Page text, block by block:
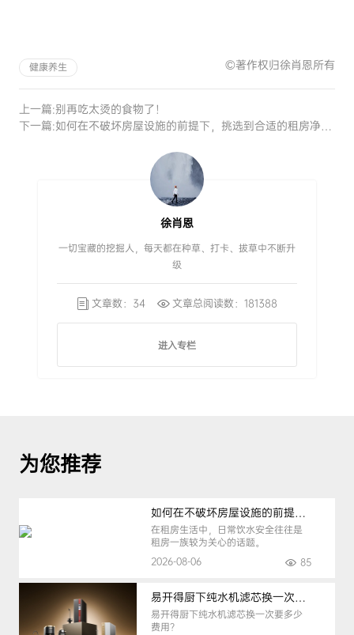
健康养生 ©著作权归徐肖恩所有
上一篇:别再吃太烫的食物了！
下一篇:如何在不破坏房屋设施的前提下，挑选到合适的租房净水器
徐肖恩
一切宝藏的挖掘人，每天都在种草、打卡、拔草中不断升
级
文章数：34 文章总阅读数：181388
进入专栏
为您推荐
如何在不破坏房屋设施的前提下，挑选到合适的租房净水器
在租房生活中，日常饮水安全往往是
租房一族较为关心的话题。
2026-08-06
85
易开得厨下纯水机滤芯换一次要多少钱
易开得厨下纯水机滤芯换一次要多少
费用？